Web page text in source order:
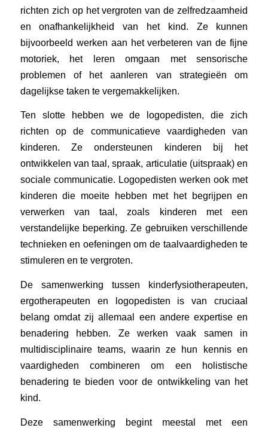
richten zich op het vergroten van de zelfredzaamheid
en onafhankelijkheid van het kind. Ze kunnen
bijvoorbeeld werken aan het verbeteren van de fijne
motoriek, het leren omgaan met sensorische
problemen of het aanleren van strategieën om
dagelijkse taken te vergemakkelijken.
Ten slotte hebben we de logopedisten, die zich
richten op de communicatieve vaardigheden van
kinderen. Ze ondersteunen kinderen bij het
ontwikkelen van taal, spraak, articulatie (uitspraak) en
sociale communicatie. Logopedisten werken ook met
kinderen die moeite hebben met het begrijpen en
verwerken van taal, zoals kinderen met een
verstandelijke beperking. Ze gebruiken verschillende
technieken en oefeningen om de taalvaardigheden te
stimuleren en te vergroten.
De samenwerking tussen kinderfysiotherapeuten,
ergotherapeuten en logopedisten is van cruciaal
belang omdat zij allemaal een andere expertise en
benadering hebben. Ze werken vaak samen in
multidisciplinaire teams, waarin ze hun kennis en
vaardigheden combineren om een holistische
benadering te bieden voor de ontwikkeling van het
kind.
Deze samenwerking begint meestal met een